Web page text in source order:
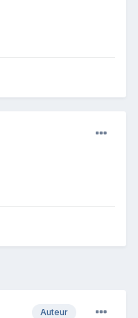
Auteur